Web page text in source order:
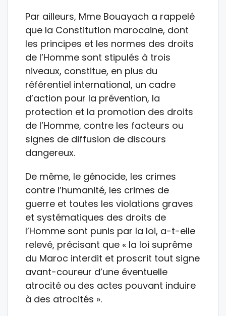
Par ailleurs, Mme Bouayach a rappelé
que la Constitution marocaine, dont
les principes et les normes des droits
de l’Homme sont stipulés à trois
niveaux, constitue, en plus du
référentiel international, un cadre
d’action pour la prévention, la
protection et la promotion des droits
de l’Homme, contre les facteurs ou
signes de diffusion de discours
dangereux.
De même, le génocide, les crimes
contre l’humanité, les crimes de
guerre et toutes les violations graves
et systématiques des droits de
l’Homme sont punis par la loi, a-t-elle
relevé, précisant que « la loi suprême
du Maroc interdit et proscrit tout signe
avant-coureur d’une éventuelle
atrocité ou des actes pouvant induire
à des atrocités ».